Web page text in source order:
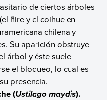
de ciertos árboles
ñire y el coihue en
chilena y
Su aparición obstruye
árbol y éste suele
el bloqueo, lo cual es
presencia.
(Ustilago maydis).